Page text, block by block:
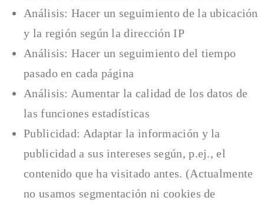
Análisis: Hacer un seguimiento de la ubicación
y la región según la dirección IP
Análisis: Hacer un seguimiento del tiempo
pasado en cada página
Análisis: Aumentar la calidad de los datos de
las funciones estadísticas
Publicidad: Adaptar la información y la
publicidad a sus intereses según, p.ej., el
contenido que ha visitado antes. (Actualmente
no usamos segmentación ni cookies de